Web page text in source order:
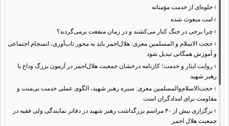
› جلوه‌ای از خدمت مؤمنانه
› امت مبعوث شده
› چرا برخی در جنگ کنار می‌کشند و در زمان منفعت برمی‌گردند؟
› حجت الاسلام و المسلمین معزی: هلال‌احمر باید به محور تاب‌آوری، انسجام اجتماعی
و آموزش همگانی تبدیل شود
› روایت ایثار و خدمت؛ کارنامه درخشان جمعیت هلال‌احمر در آزمون بزرگ وداع با
رهبر شهید
› حجت‌الاسلام‌والمسلمین معزی: سیره رهبر شهید، الگوی عملی خدمت بی‌منت و
مقاومت برای امدادگران است
›
برگزاری بیش از ۴۰ مراسم بزرگداشت رهبر شهید در دفاتر نمایندگی ولی فقیه در
جمعیت هلال احمر